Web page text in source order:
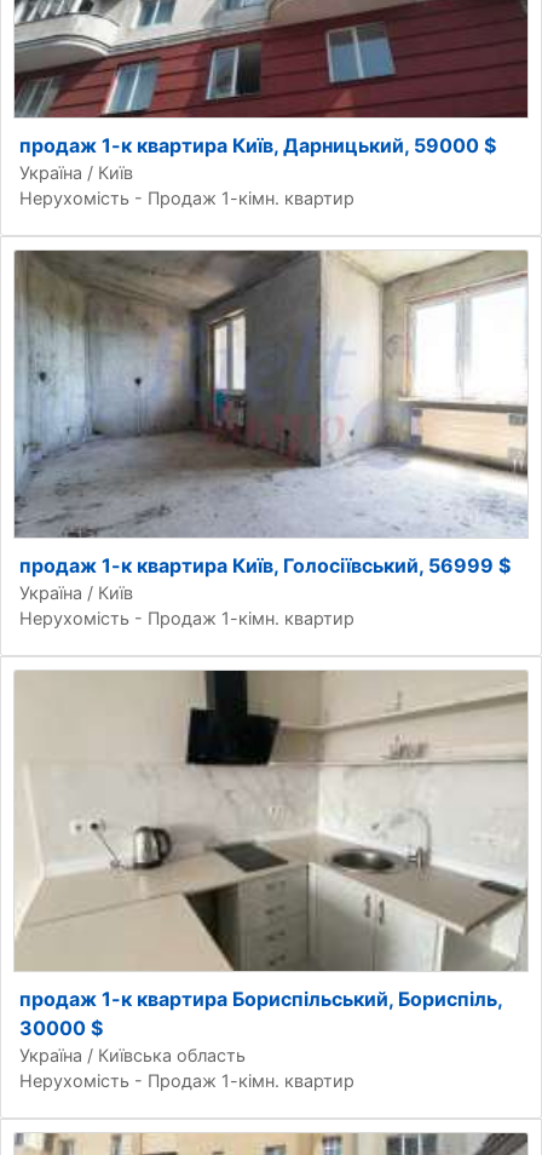
продаж 1-к квартира Київ, Дарницький, 59000 $
Україна / Київ
Нерухомість - Продаж 1-кімн. квартир
продаж 1-к квартира Київ, Голосіївський, 56999 $
Україна / Київ
Нерухомість - Продаж 1-кімн. квартир
продаж 1-к квартира Бориспільський, Бориспіль,
30000 $
Україна / Київська область
Нерухомість - Продаж 1-кімн. квартир